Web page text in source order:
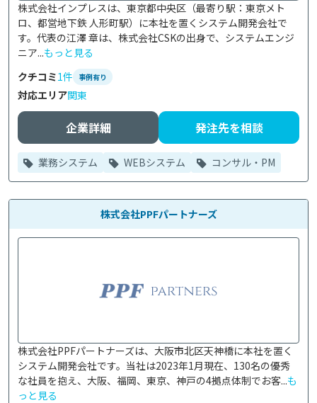
株式会社インプレスは、東京都中央区（最寄り駅：東京メト
ロ、都営地下鉄 人形町駅）に本社を置くシステム開発会社で
す。代表の江澤 章は、株式会社CSKの出身で、システムエンジ
ニア...もっと見る
クチコミ1件 事例有り
対応エリア関東
企業詳細 発注先を相談
業務システム WEBシステム コンサル・PM
株式会社PPFパートナーズ
株式会社PPFパートナーズは、大阪市北区天神橋に本社を置く
システム開発会社です。当社は2023年1月現在、130名の優秀
な社員を抱え、大阪、福岡、東京、神戸の4拠点体制でお客...も
っと見る